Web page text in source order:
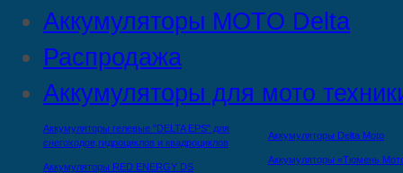
Аккумуляторы MOTO Delta
Распродажа
Аккумуляторы для мото
Аккумуляторы гелевые "DELTA EPS" для
снегоходов,гидроциклов и квадроциклов
Аккумуляторы RED ENERGY DS
Аккумуляторы Delta Moto
Аккумуляторы «Тюмень